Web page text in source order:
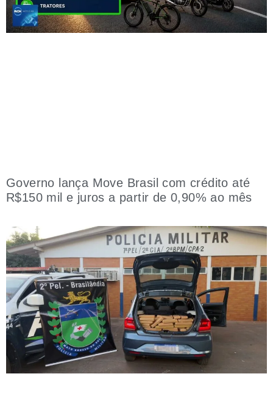
Governo lança Move Brasil com crédito até
R$150 mil e juros a partir de 0,90% ao mês